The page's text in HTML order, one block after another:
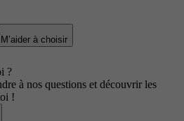
M’aider à choisir
?
à nos questions et découvrir les
!